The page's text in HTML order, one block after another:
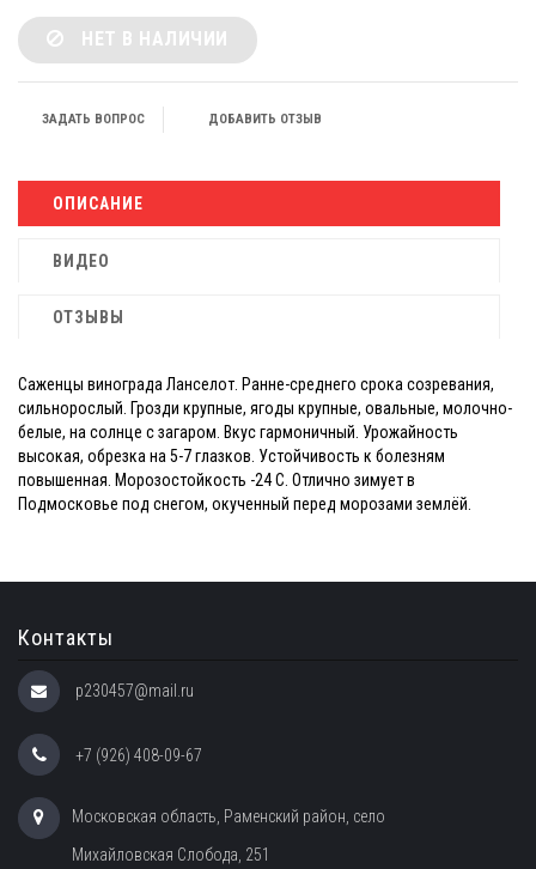
НЕТ В НАЛИЧИИ
ЗАДАТЬ ВОПРОС ДОБАВИТЬ ОТЗЫВ
ОПИСАНИЕ
ВИДЕО
ОТЗЫВЫ
Саженцы винограда Ланселот. Ранне-среднего срока созревания,
сильнорослый. Грозди крупные, ягоды крупные, овальные, молочно-
белые, на солнце с загаром. Вкус гармоничный. Урожайность
высокая, обрезка на 5-7 глазков. Устойчивость к болезням
повышенная. Морозостойкость -24 С. Отлично зимует в
Подмосковье под снегом, окученный перед морозами землёй.
Контакты
p230457@mail.ru
+7 (926) 408-09-67
Московская область, Раменский район, село
Михайловская Слобода, 251